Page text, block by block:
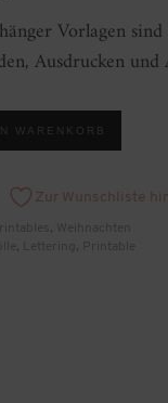
Vorlagen sind
Ausdrucken und
WARENKORB
Zur Wunschliste
,
, ,